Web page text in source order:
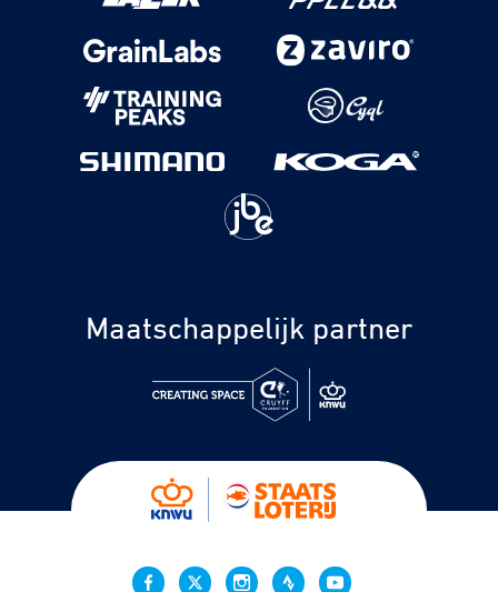
Maatschappelijk partner